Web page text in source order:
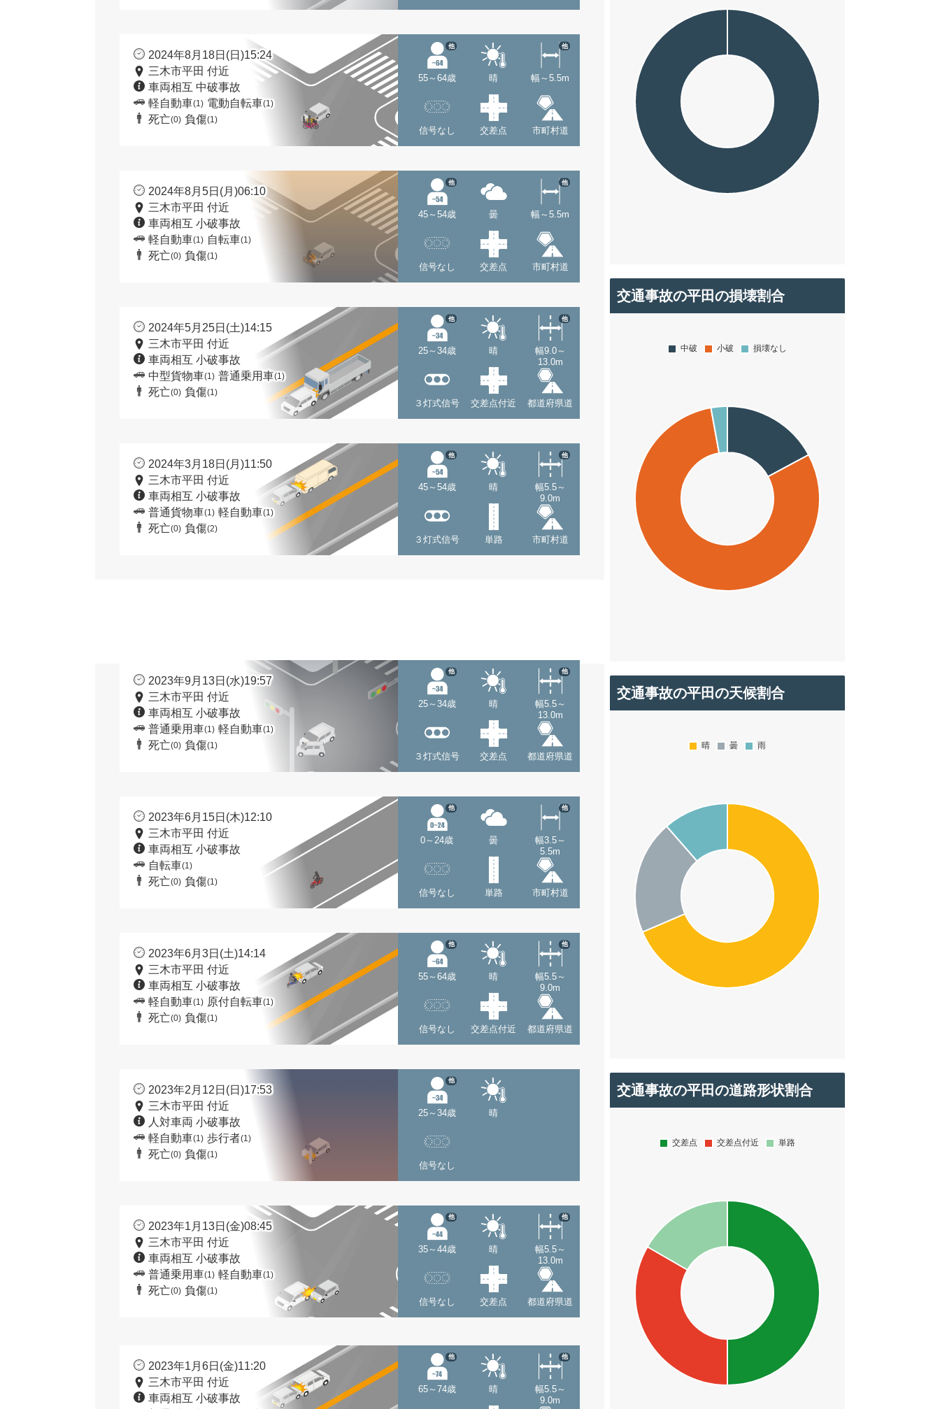
2024年8月18日(日)15:24
三木市平田 付近
車両相互 中破事故
軽自動車(1) 電動自転車(1)
死亡(0) 負傷(1)
55～64歳
他
晴 幅～5.5m
他
信号なし 交差点 市町村道
2024年8月5日(月)06:10
三木市平田 付近
車両相互 小破事故
軽自動車(1) 自転車(1)
死亡(0) 負傷(1)
45～54歳
他
曇 幅～5.5m
他
信号なし 交差点 市町村道
2024年5月25日(土)14:15
三木市平田 付近
車両相互 小破事故
中型貨物車(1) 普通乗用車(1)
死亡(0) 負傷(1)
25～34歳
他
晴
幅9.0～
13.0m
他
３灯式信号 交差点付近 都道府県道
2024年3月18日(月)11:50
三木市平田 付近
車両相互 小破事故
普通貨物車(1) 軽自動車(1)
死亡(0) 負傷(2)
45～54歳
他
晴
幅5.5～
9.0m
他
３灯式信号 単路 市町村道
2023年9月13日(水)19:57
三木市平田 付近
車両相互 小破事故
普通乗用車(1) 軽自動車(1)
死亡(0) 負傷(1)
25～34歳
他
晴
幅5.5～
13.0m
他
３灯式信号 交差点 都道府県道
2023年6月15日(木)12:10
三木市平田 付近
車両相互 小破事故
自転車(1)
死亡(0) 負傷(1)
0～24歳
他
曇
幅3.5～
5.5m
他
信号なし 単路 市町村道
2023年6月3日(土)14:14
三木市平田 付近
車両相互 小破事故
軽自動車(1) 原付自転車(1)
死亡(0) 負傷(1)
55～64歳
他
晴
幅5.5～
9.0m
他
信号なし 交差点付近 都道府県道
2023年2月12日(日)17:53
三木市平田 付近
人対車両 小破事故
軽自動車(1) 歩行者(1)
死亡(0) 負傷(1)
25～34歳
他
晴
信号なし
2023年1月13日(金)08:45
三木市平田 付近
車両相互 小破事故
普通乗用車(1) 軽自動車(1)
死亡(0) 負傷(1)
35～44歳
他
晴
幅5.5～
13.0m
他
信号なし 交差点 都道府県道
2023年1月6日(金)11:20
三木市平田 付近
車両相互 小破事故
65～74歳
他
晴
幅5.5～
9.0m
他
交通事故の平田の損壊割合
交通事故の平田の天候割合
交通事故の平田の道路形状割合